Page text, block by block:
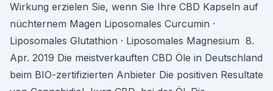
Wirkung erzielen Sie, wenn Sie Ihre CBD Kapseln auf
nüchternem Magen Liposomales Curcumin ·
Liposomales Glutathion · Liposomales Magnesium 8.
Apr. 2019 Die meistverkauften CBD Öle in Deutschland
beim BIO-zertifizierten Anbieter Die positiven Resultate